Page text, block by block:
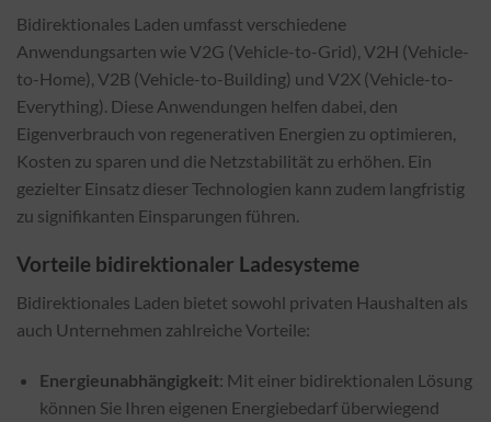
Bidirektionales Laden umfasst verschiedene
Anwendungsarten wie V2G (Vehicle-to-Grid), V2H (Vehicle-
to-Home), V2B (Vehicle-to-Building) und V2X (Vehicle-to-
Everything). Diese Anwendungen helfen dabei, den
Eigenverbrauch von regenerativen Energien zu optimieren,
Kosten zu sparen und die Netzstabilität zu erhöhen. Ein
gezielter Einsatz dieser Technologien kann zudem langfristig
zu signifikanten Einsparungen führen.
Vorteile bidirektionaler Ladesysteme
Bidirektionales Laden bietet sowohl privaten Haushalten als
auch Unternehmen zahlreiche Vorteile:
Energieunabhängigkeit: Mit einer bidirektionalen Lösung
können Sie Ihren eigenen Energiebedarf überwiegend